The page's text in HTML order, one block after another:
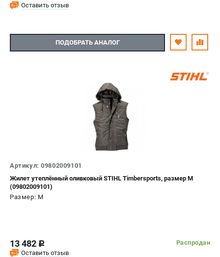
Оставить отзыв
ПОДОБРАТЬ АНАЛОГ
Артикул: 09802009101
Жилет утеплённый оливковый STIHL Timbersports, размер M
(09802009101)
Размер: M
13 482 c
Распродан
Оставить отзыв